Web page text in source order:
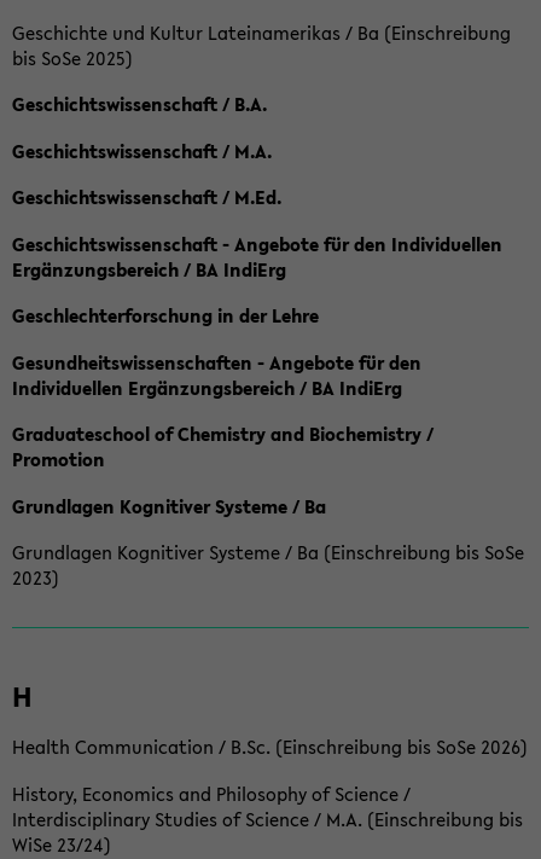
Geschichte und Kultur Lateinamerikas / Ba (Einschreibung
bis SoSe 2025)
Geschichtswissenschaft / B.A.
Geschichtswissenschaft / M.A.
Geschichtswissenschaft / M.Ed.
Geschichtswissenschaft - Angebote für den Individuellen
Ergänzungsbereich / BA IndiErg
Geschlechterforschung in der Lehre
Gesundheitswissenschaften - Angebote für den
Individuellen Ergänzungsbereich / BA IndiErg
Graduateschool of Chemistry and Biochemistry /
Promotion
Grundlagen Kognitiver Systeme / Ba
Grundlagen Kognitiver Systeme / Ba (Einschreibung bis SoSe
2023)
H
Health Communication / B.Sc. (Einschreibung bis SoSe 2026)
History, Economics and Philosophy of Science /
Interdisciplinary Studies of Science / M.A. (Einschreibung bis
WiSe 23/24)